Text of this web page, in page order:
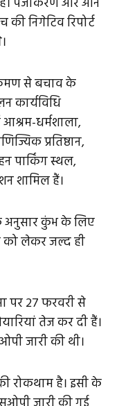
निगेटिव रिपोर्ट
से बचाव के
कार्यविधि
धर्मशाला,
प्रतिष्ठान,
पार्किंग स्थल,
शामिल हैं।
कुंभ के लिए
को लेकर जल्द ही
पर 27 फरवरी से
तेज कर दी हैं।
जारी की थी।
रोकथाम है। इसी के